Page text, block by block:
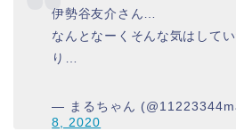
伊勢谷友介さん…
なんとなーくそんな気はして
り…
— まるちゃん
8, 2020